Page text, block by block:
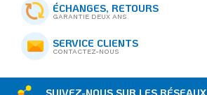
ÉCHANGES, RETOURS
GARANTIE DEUX ANS
SERVICE CLIENTS
CONTACTEZ-NOUS